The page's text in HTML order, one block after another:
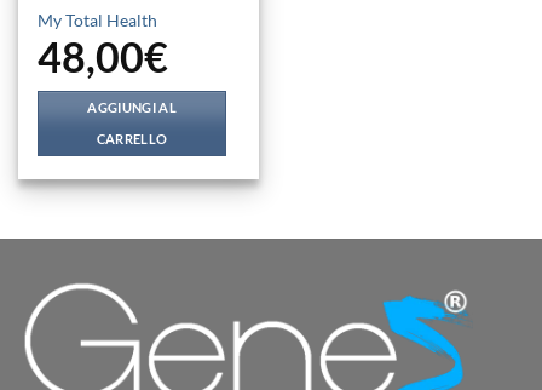
My Total Health
48,00€
AGGIUNGI AL
CARRELLO